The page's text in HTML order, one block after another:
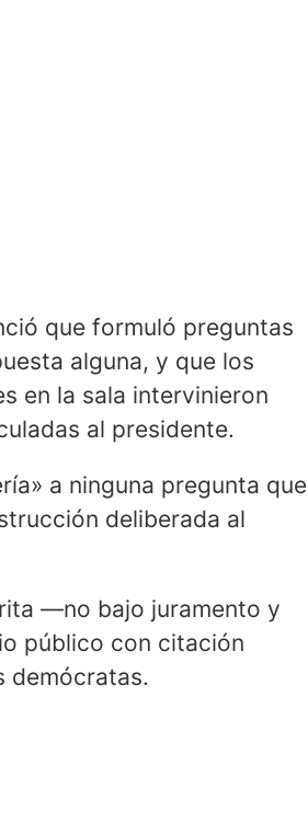
que formuló preguntas
alguna, y que los
en la sala intervinieron
al presidente.
a ninguna pregunta que
deliberada al
—no bajo juramento y
público con citación
demócratas.